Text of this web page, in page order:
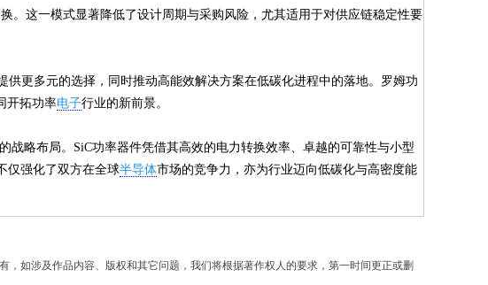
。这一模式显著降低了设计周期与采购风险，尤其适用于对供应链稳定性要
更多元的选择，同时推动高能效解决方案在低碳化进程中的落地。罗姆功
开拓功率电子行业的新前景。
略布局。SiC功率器件凭借其高效的电力转换效率、卓越的可靠性与小型
仅强化了双方在全球半导体市场的竞争力，亦为行业迈向低碳化与高密度能
如涉及作品内容、版权和其它问题，我们将根据著作权人的要求，第一时间更正或删